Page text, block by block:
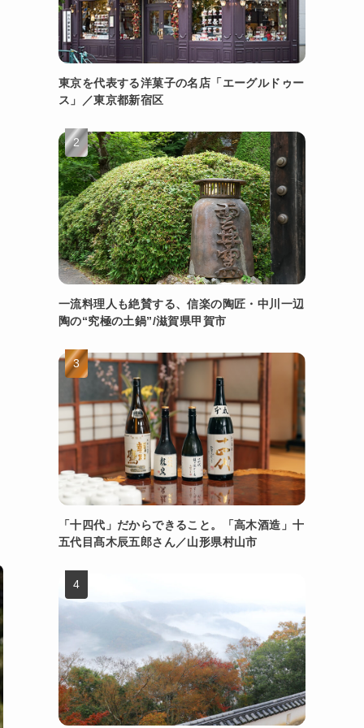
東京を代表する洋菓子の名店「エーグルドゥー
ス」／東京都新宿区
一流料理人も絶賛する、信楽の陶匠・中川一辺
陶の“究極の土鍋”/滋賀県甲賀市
「十四代」だからできること。「高木酒造」十
五代目髙木辰五郎さん／山形県村山市